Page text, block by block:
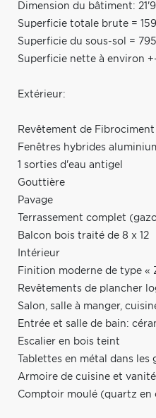
Dimension du bâtiment:
Superficie totale brute =
Superficie du sous-sol =
Superficie nette à environ
Extérieur:
Revêtement de
Fenêtres hybrides
1 sorties d'eau antigel
Gouttière
Pavage
Terrassement complet
Balcon bois traité de 8 x 12
Intérieur
Finition moderne de type «
Revêtements de plancher
Salon, salle à manger,
Entrée et salle de bain:
Escalier en bois teint
Tablettes en métal dans
Armoire de cuisine et
Comptoir moulé (quartz en